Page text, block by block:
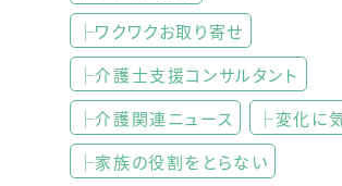
├ワクワクお取り寄せ
├介護士支援コンサルタント
├介護関連ニュース
├変化に
├家族の役割をとらない